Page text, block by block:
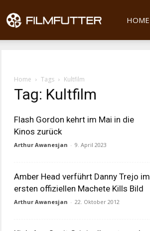
Filmfutter
HOME
Home Tags Kultfilm
Tag: Kultfilm
Flash Gordon kehrt im Mai in die
Kinos zurück
Arthur Awanesjan - 9. April 2023
Amber Head verführt Danny Trejo im
ersten offiziellen Machete Kills Bild
Arthur Awanesjan - 22. Oktober 2012